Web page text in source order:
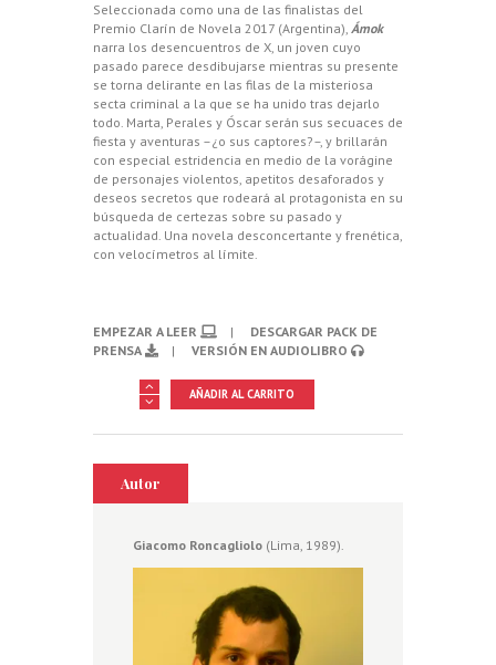
Seleccionada como una de las finalistas del
Premio Clarín de Novela 2017 (Argentina), Ámok
narra los desencuentros de X, un joven cuyo
pasado parece desdibujarse mientras su presente
se torna delirante en las filas de la misteriosa
secta criminal a la que se ha unido tras dejarlo
todo. Marta, Perales y Óscar serán sus secuaces de
fiesta y aventuras –¿o sus captores?–, y brillarán
con especial estridencia en medio de la vorágine
de personajes violentos, apetitos desaforados y
deseos secretos que rodeará al protagonista en su
búsqueda de certezas sobre su pasado y
actualidad. Una novela desconcertante y frenética,
con velocímetros al límite.
EMPEZAR A LEER | DESCARGAR PACK DE
PRENSA
| VERSIÓN EN AUDIOLIBRO
cantidad
AÑADIR AL CARRITO
Autor
Giacomo Roncagliolo (Lima, 1989).